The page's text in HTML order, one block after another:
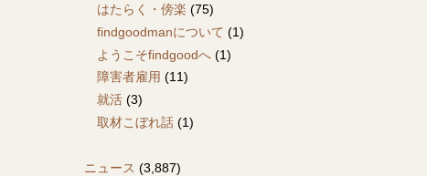
はたらく・傍楽 (75)
findgoodmanについて (1)
ようこそfindgoodへ(1)
障害者雇用 (11)
就活(3)
取材こぼれ話(1)
ニュース (3,887)